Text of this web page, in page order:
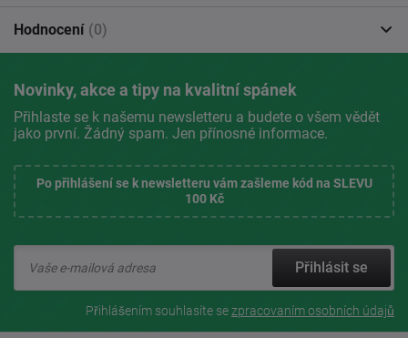
Hodnocení (0)
Novinky, akce a tipy na kvalitní spánek
Přihlaste se k našemu newsletteru a budete o všem vědět
jako první. Žádný spam. Jen přínosné informace.
Po přihlášení se k newsletteru vám zašleme kód na SLEVU
100 Kč
Přihlásit se
Přihlášením souhlasíte sezpracovaním osobních údajů